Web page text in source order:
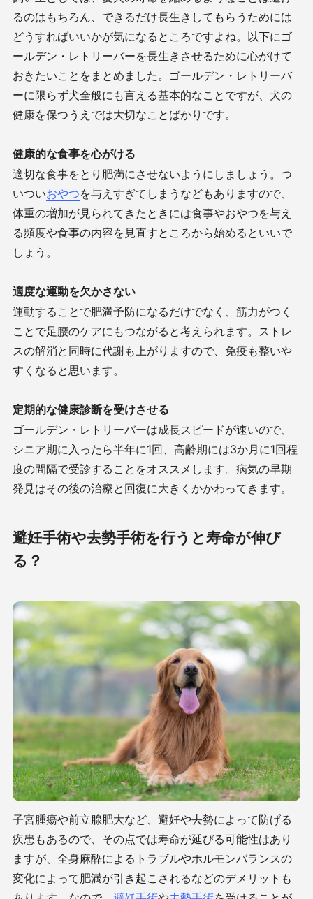
るのはもちろん、できるだけ長生きしてもらうためには
どうすればいいかが気になるところですよね。以下にゴ
ールデン・レトリーバーを長生きさせるために心がけて
おきたいことをまとめました。ゴールデン・レトリーバ
ーに限らず犬全般にも言える基本的なことですが、犬の
健康を保つうえでは大切なことばかりです。
健康的な食事を心がける
適切な食事をとり肥満にさせないようにしましょう。つ
いついおやつを与えすぎてしまうなどもありますので、
体重の増加が見られてきたときには食事やおやつを与え
る頻度や食事の内容を見直すところから始めるといいで
しょう。
適度な運動を欠かさない
運動することで肥満予防になるだけでなく、筋力がつく
ことで足腰のケアにもつながると考えられます。ストレ
スの解消と同時に代謝も上がりますので、免疫も整いや
すくなると思います。
定期的な健康診断を受けさせる
ゴールデン・レトリーバーは成長スピードが速いので、
シニア期に入ったら半年に1回、高齢期には3か月に1回程
度の間隔で受診することをオススメします。病気の早期
発見はその後の治療と回復に大きくかかわってきます。
避妊手術や去勢手術を行うと寿命が伸び
る？
子宮腫瘍や前立腺肥大など、避妊や去勢によって防げる
疾患もあるので、その点では寿命が延びる可能性はあり
ますが、全身麻酔によるトラブルやホルモンバランスの
変化によって肥満が引き起こされるなどのデメリットも